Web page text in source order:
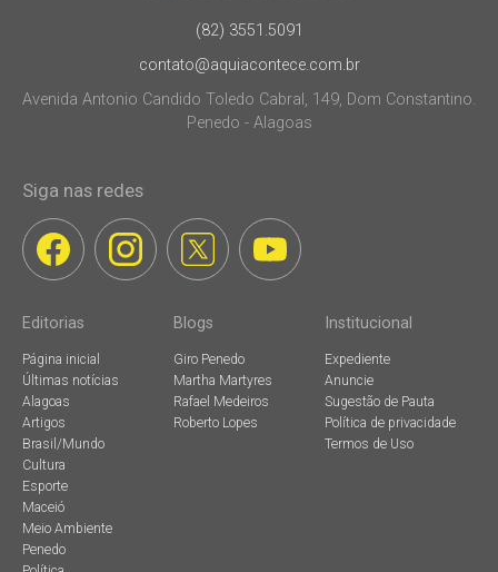
(82) 3551.5091
contato@aquiacontece.com.br
Avenida Antonio Candido Toledo Cabral, 149, Dom Constantino.
Penedo - Alagoas
Siga nas redes
Editorias
Página inicial
Últimas notícias
Alagoas
Artigos
Brasil/Mundo
Cultura
Esporte
Maceió
Meio Ambiente
Penedo
Blogs
Giro Penedo
Martha Martyres
Rafael Medeiros
Roberto Lopes
Institucional
Expediente
Anuncie
Sugestão de Pauta
Política de privacidade
Termos de Uso